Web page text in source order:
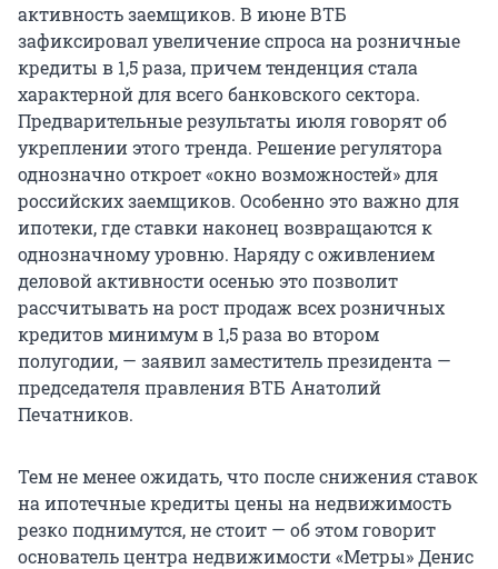
активность заемщиков. В июне ВТБ
зафиксировал увеличение спроса на розничные
кредиты в 1,5 раза, причем тенденция стала
характерной для всего банковского сектора.
Предварительные результаты июля говорят об
укреплении этого тренда. Решение регулятора
однозначно откроет «окно возможностей» для
российских заемщиков. Особенно это важно для
ипотеки, где ставки наконец возвращаются к
однозначному уровню. Наряду с оживлением
деловой активности осенью это позволит
рассчитывать на рост продаж всех розничных
кредитов минимум в 1,5 раза во втором
полугодии, — заявил заместитель президента —
председателя правления ВТБ Анатолий
Печатников.
Тем не менее ожидать, что после снижения ставок
на ипотечные кредиты цены на недвижимость
резко поднимутся, не стоит — об этом говорит
основатель центра недвижимости «Метры» Денис